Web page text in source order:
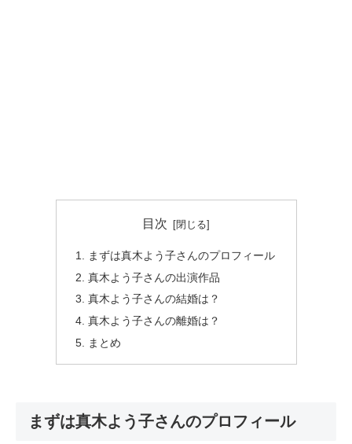
目次
まずは真木よう子さんのプロフィール
真木よう子さんの出演作品
真木よう子さんの結婚は？
真木よう子さんの離婚は？
まとめ
まずは真木よう子さんのプロフィール